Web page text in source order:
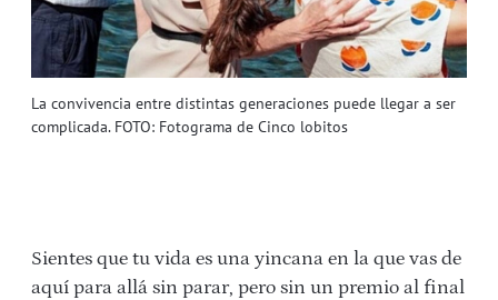
La convivencia entre distintas generaciones puede llegar a ser
complicada. FOTO: Fotograma de Cinco lobitos
Sientes que tu vida es una yincana en la que vas de
aquí para allá sin parar, pero sin un premio al final